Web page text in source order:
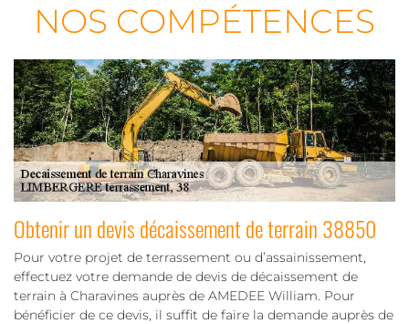
NOS COMPÉTENCES
Obtenir un devis décaissement de terrain 38850
Pour votre projet de terrassement ou d’assainissement,
effectuez votre demande de devis de décaissement de
terrain à Charavines auprès de AMEDEE William. Pour
bénéficier de ce devis, il suffit de faire la demande auprès de